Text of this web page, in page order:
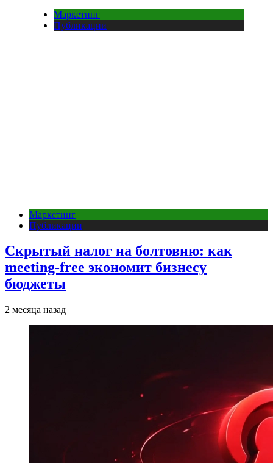
Маркетинг
Публикации
Маркетинг
Публикации
Скрытый налог на болтовню: как
meeting-free экономит бизнесу
бюджеты
2 месяца назад